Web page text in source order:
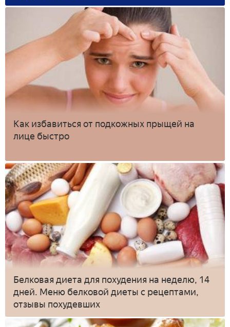
Как избавиться от подкожных прыщей на
лице быстро
Белковая диета для похудения на неделю, 14
дней. Меню белковой диеты с рецептами,
отзывы похудевших